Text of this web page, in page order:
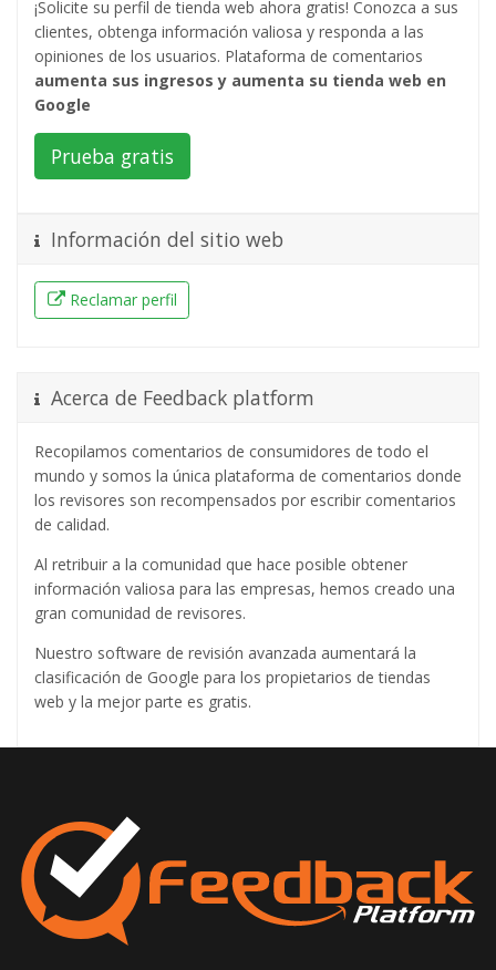
¡Solicite su perfil de tienda web ahora gratis! Conozca a sus
clientes, obtenga información valiosa y responda a las
opiniones de los usuarios. Plataforma de comentarios
aumenta sus ingresos y aumenta su tienda web en
Google
Prueba gratis
Información del sitio web
Reclamar perfil
Acerca de Feedback platform
Recopilamos comentarios de consumidores de todo el
mundo y somos la única plataforma de comentarios donde
los revisores son recompensados ​​por escribir comentarios
de calidad.
Al retribuir a la comunidad que hace posible obtener
información valiosa para las empresas, hemos creado una
gran comunidad de revisores.
Nuestro software de revisión avanzada aumentará la
clasificación de Google para los propietarios de tiendas
web y la mejor parte es gratis.